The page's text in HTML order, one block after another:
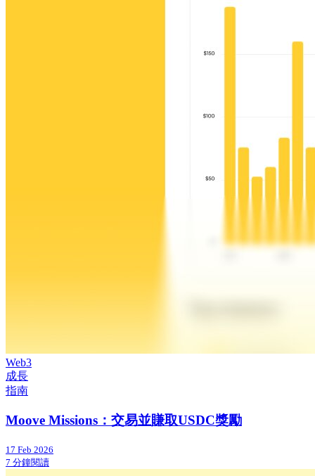
Web3
成長
指南
Moove Missions：交易並賺取USDC獎勵
17 Feb 2026
7 分鐘閱讀